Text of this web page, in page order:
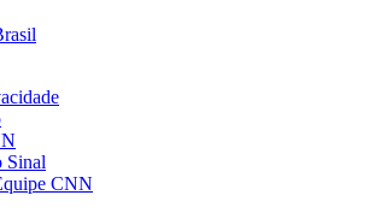
Sinal
CNN